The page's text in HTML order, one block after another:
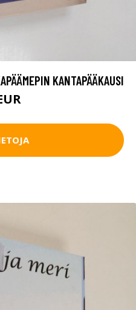
KANTAPÄÄKAUSI